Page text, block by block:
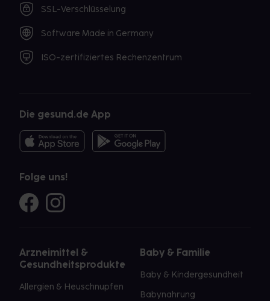
SSL-Verschlüsselung
Software Made in Germany
ISO-zertifiziertes Rechenzentrum
Die gesund.de App
Folge uns!
Arzneimittel &
Gesundheitsprodukte
Allergien & Heuschnupfen
Baby & Familie
Baby & Kindergesundheit
Babynahrung